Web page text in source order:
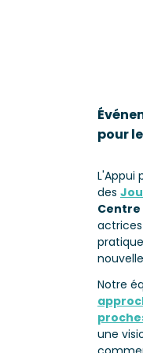
pour
L'Appui
des
Centre
Notre
une